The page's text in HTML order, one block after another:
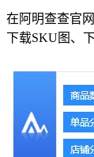
在阿明查查官
下载SKU图、